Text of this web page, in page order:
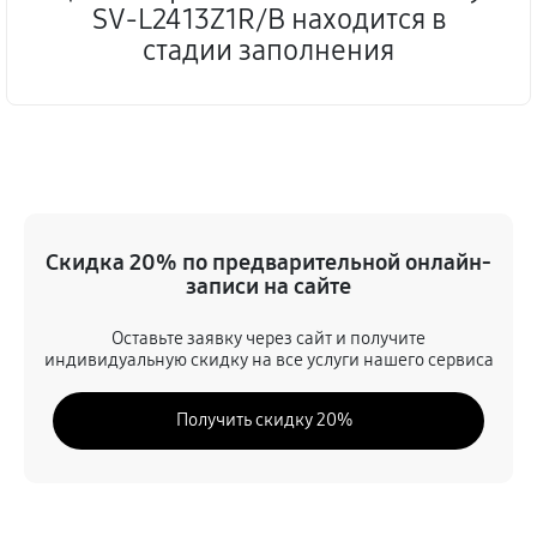
SV-L2413Z1R/B находится в
стадии заполнения
Скидка 20% по предварительной онлайн-
записи на сайте
Оставьте заявку через сайт и получите
индивидуальную скидку на все услуги нашего сервиса
Получить скидку 20%